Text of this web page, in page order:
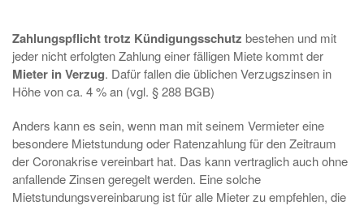
Zahlungspflicht trotz Kündigungsschutz bestehen und mit
jeder nicht erfolgten Zahlung einer fälligen Miete kommt der
Mieter in Verzug. Dafür fallen die üblichen Verzugszinsen in
Höhe von ca. 4 % an (vgl. § 288 BGB)
Anders kann es sein, wenn man mit seinem Vermieter eine
besondere Mietstundung oder Ratenzahlung für den Zeitraum
der Coronakrise vereinbart hat. Das kann vertraglich auch ohne
anfallende Zinsen geregelt werden. Eine solche
Mietstundungsvereinbarung ist für alle Mieter zu empfehlen, die